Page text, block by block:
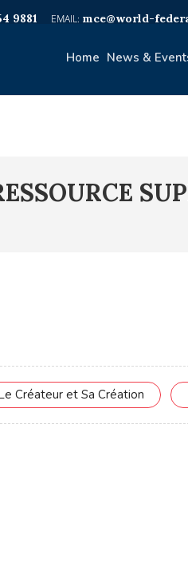
9881 mce@world-
Home News &
Créateur et Sa Création